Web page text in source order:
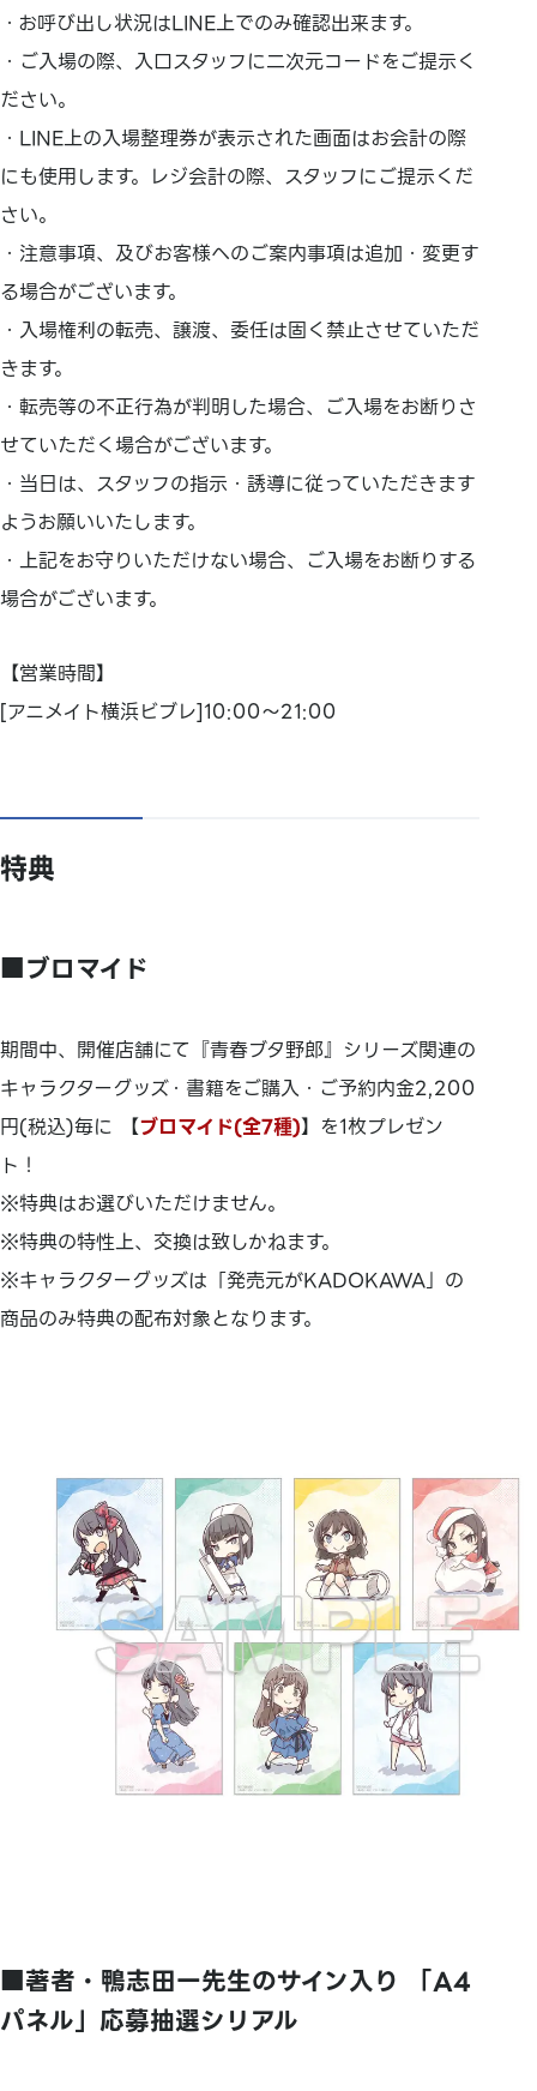
・お呼び出し状況はLINE上でのみ確認出来ます。
・ご入場の際、入口スタッフに二次元コードをご提示く
ださい。
・LINE上の入場整理券が表示された画面はお会計の際
にも使用します。レジ会計の際、スタッフにご提示くだ
さい。
・注意事項、及びお客様へのご案内事項は追加・変更す
る場合がございます。
・入場権利の転売、譲渡、委任は固く禁止させていただ
きます。
・転売等の不正行為が判明した場合、ご入場をお断りさ
せていただく場合がございます。
・当日は、スタッフの指示・誘導に従っていただきます
ようお願いいたします。
・上記をお守りいただけない場合、ご入場をお断りする
場合がございます。
【営業時間】
[アニメイト横浜ビブレ]10:00～21:00
特典
■ブロマイド
期間中、開催店舗にて『青春ブタ野郎』シリーズ関連の
キャラクターグッズ・書籍をご購入・ご予約内金2,200
円(税込)毎に 【ブロマイド(全7種)】を1枚プレゼン
ト！
※特典はお選びいただけません。
※特典の特性上、交換は致しかねます。
※キャラクターグッズは「発売元がKADOKAWA」の
商品のみ特典の配布対象となります。
■著者・鴨志田一先生のサイン入り 「A4
パネル」応募抽選シリアル